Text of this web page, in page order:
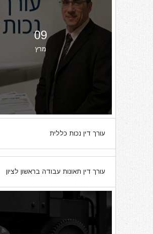
09
מרץ
עורך דין נכות כללית
07
מרץ
עורך דין תאונות עבודה בראשון לציון